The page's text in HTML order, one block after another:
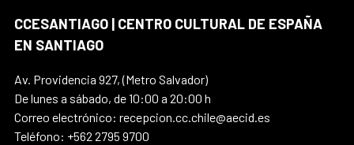
CCESANTIAGO | CENTRO CULTURAL DE ESPAÑA
EN SANTIAGO
Av. Providencia 927, (Metro Salvador)
De lunes a sábado, de 10:00 a 20:00 h
Correo electrónico: recepcion.cc.chile@aecid.es
Teléfono: +562 2795 9700